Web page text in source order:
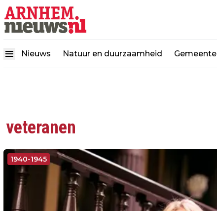
Nieuws Natuur en duurzaamheid Gemeente
veteranen
1940-1945